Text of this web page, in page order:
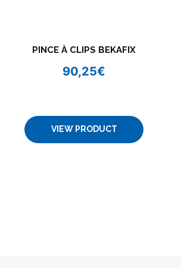
PINCE À CLIPS BEKAFIX
90,25€
VIEW PRODUCT